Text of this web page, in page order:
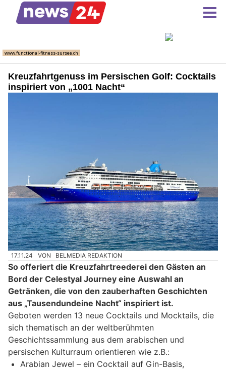
Kreuzfahrtgenuss im Persischen Golf: Cocktails
inspiriert von „1001 Nacht“
17.11.24 VON BELMEDIA REDAKTION
So offeriert die Kreuzfahrtreederei den Gästen an
Bord der Celestyal Journey eine Auswahl an
Getränken, die von den zauberhaften Geschichten
aus „Tausendundeine Nacht“ inspiriert ist.
Geboten werden 13 neue Cocktails und Mocktails, die
sich thematisch an der weltberühmten
Geschichtssammlung aus dem arabischen und
persischen Kulturraum orientieren wie z.B.:
Arabian Jewel – ein Cocktail auf Gin-Basis,